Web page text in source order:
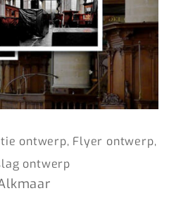
ontwerp, Flyer ontwerp,
ontwerp